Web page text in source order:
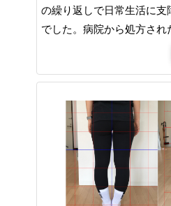
の繰り返しで日常生活に支
でした。病院から処方さ